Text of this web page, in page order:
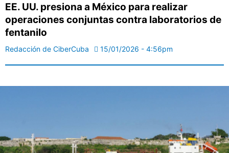
EE. UU. presiona a México para realizar
operaciones conjuntas contra laboratorios de
fentanilo
Redacción de CiberCuba 15/01/2026 - 4:56pm